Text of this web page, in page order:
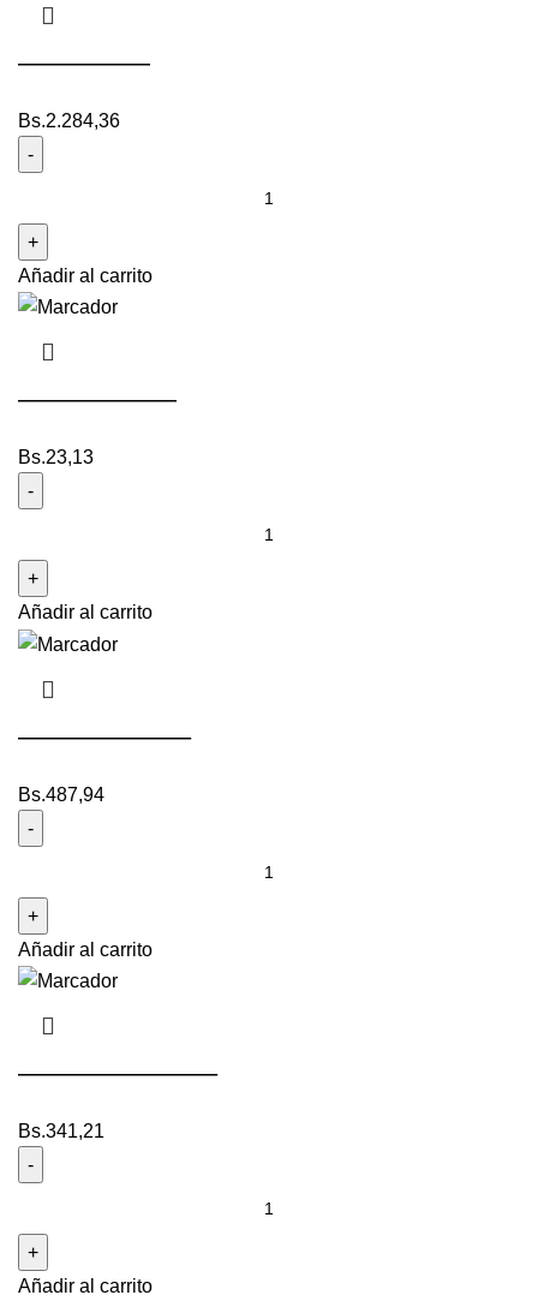
—————
Bs.2.284,36
Añadir al carrito
——————
Bs.23,13
Añadir al carrito
——————–
Bs.487,94
Añadir al carrito
———————–
Bs.341,21
Añadir al carrito